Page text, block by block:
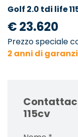
Golf 2.0 tdi life
€ 23.620
Prezzo speciale
2 anni di
115cv